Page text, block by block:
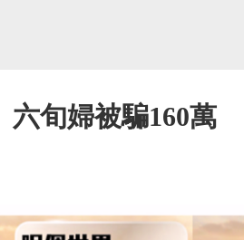
六旬婦被騙160萬